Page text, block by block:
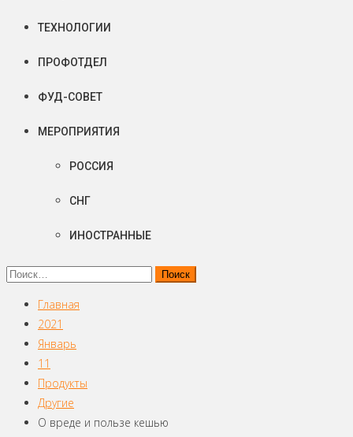
ТЕХНОЛОГИИ
ПРОФОТДЕЛ
ФУД-СОВЕТ
МЕРОПРИЯТИЯ
РОССИЯ
СНГ
ИНОСТРАННЫЕ
Найти:
Главная
2021
Январь
11
Продукты
Другие
О вреде и пользе кешью